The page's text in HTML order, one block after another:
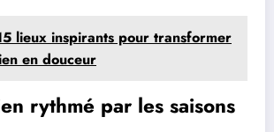
lieux inspirants pour transformer
en douceur
rythmé par les saisons